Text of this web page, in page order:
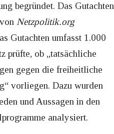
begründet. Das Gutachten
Netzpolitik.org
Gutachten umfasst 1.000
prüfte, ob „tatsächliche
gegen die freiheitliche
vorliegen. Dazu wurden
und Aussagen in den
analysiert.